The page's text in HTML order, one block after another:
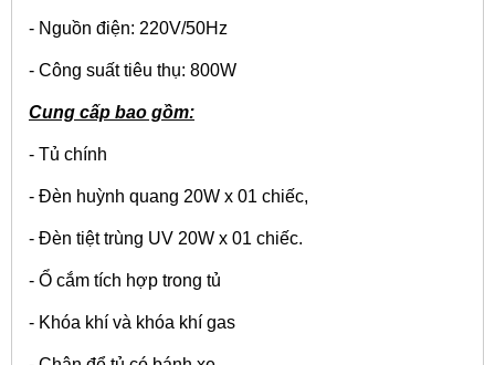
- Nguồn điện: 220V/50Hz
- Công suất tiêu thụ: 800W
Cung cấp bao gồm:
- Tủ chính
- Đèn huỳnh quang 20W x 01 chiếc,
- Đèn tiệt trùng UV 20W x 01 chiếc.
- Ổ cắm tích hợp trong tủ
- Khóa khí và khóa khí gas